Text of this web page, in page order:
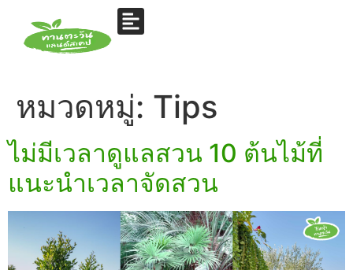
หมวดหมู่: Tips
ไม่มีเวลาดูแลสวน 10 ต้นไม้ที่
แนะนำเวลาจัดสวน